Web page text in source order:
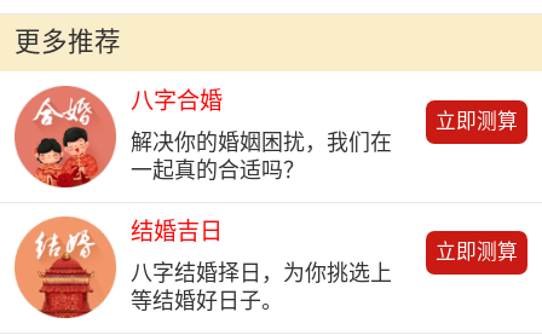
更多推荐
八字合婚
解决你的婚姻困扰，我们在
一起真的合适吗？
立即测算
结婚吉日
八字结婚择日，为你挑选上
等结婚好日子。
立即测算